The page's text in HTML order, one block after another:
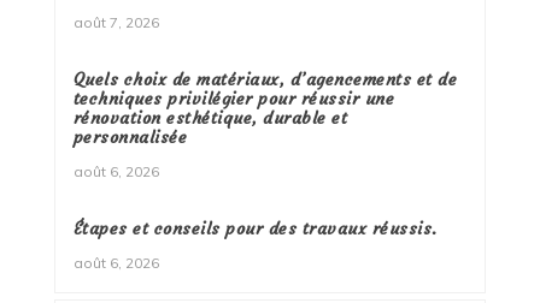
août 7, 2026
Quels choix de matériaux, d’agencements et de
techniques privilégier pour réussir une
rénovation esthétique, durable et
personnalisée
août 6, 2026
Étapes et conseils pour des travaux réussis.
août 6, 2026